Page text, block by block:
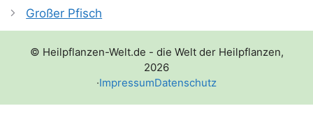
Großer Pfisch
© Heilpflanzen-Welt.de - die Welt der Heilpflanzen,
2026
·ImpressumDatenschutz